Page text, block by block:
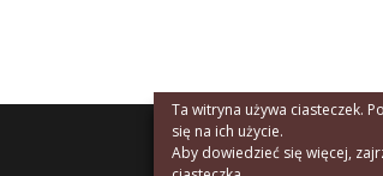
Ta witryna używa ciasteczek.
się na ich użycie.
Aby dowiedzieć się więcej,